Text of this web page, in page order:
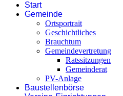
Start
Gemeinde
Ortsportrait
Geschichtliches
Brauchtum
Gemeindevertretung
Ratssitzungen
Gemeinderat
PV-Anlage
Baustellenbörse